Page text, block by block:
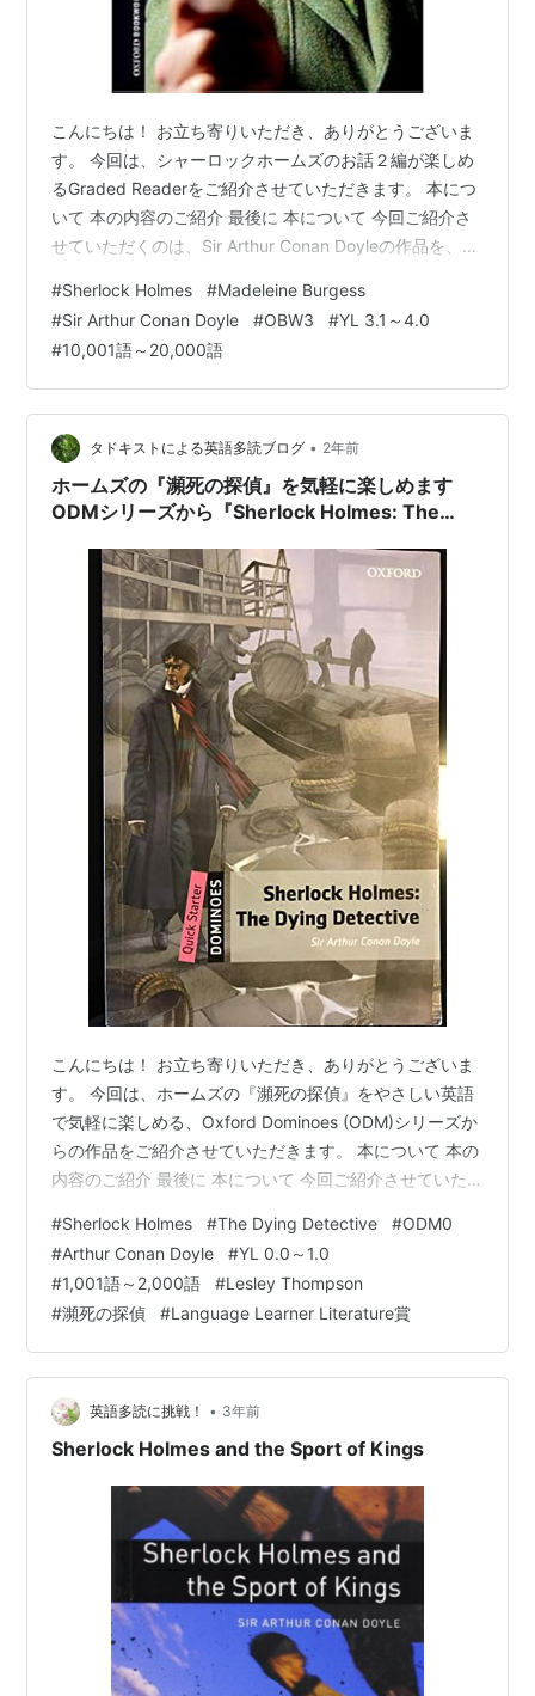
こんにちは！ お立ち寄りいただき、ありがとうございま
す。 今回は、シャーロックホームズのお話２編が楽しめ
るGraded Readerをご紹介させていただきます。 本につ
いて 本の内容のご紹介 最後に 本について 今回ご紹介さ
せていただくのは、Sir Arthur Conan Doyleの作品を、
Graded Reader（段階別図書）、『Sherlock Holmes
and the Missing Jewels』です。 YL 3.2～3.4程度 語数
は11,150語 シリーズ：Oxford Bookworms LibraryのS…
#Sherlock Holmes #Madeleine Burgess
#Sir Arthur Conan Doyle #OBW3 #YL 3.1～4.0
#10,001語～20,000語
タドキストによる英語多読ブログ • 2年前
ホームズの『瀕死の探偵』を気軽に楽しめます
ODMシリーズから『Sherlock Holmes: The
こんにちは！ お立ち寄りいただき、ありがとうございま
す。 今回は、ホームズの『瀕死の探偵』をやさしい英語
で気軽に楽しめる、Oxford Dominoes (ODM)シリーズか
らの作品をご紹介させていただきます。 本について 本の
内容のご紹介 最後に 本について 今回ご紹介させていた
Lesley Thompsonさんが250語レベルの英語に簡略化し
たGraded Reader（段階別図書）、『Sherlock Holmes:
The Dying Detective』です。 YL 0.9程度 語数は916語
Lexile: 44…
#Sherlock Holmes #The Dying Detective #ODM0
#Arthur Conan Doyle #YL 0.0～1.0
#1,001語～2,000語 #Lesley Thompson
#瀕死の探偵 #Language Learner Literature賞
英語多読に挑戦！ • 3年前
Sherlock Holmes and the Sport of Kings